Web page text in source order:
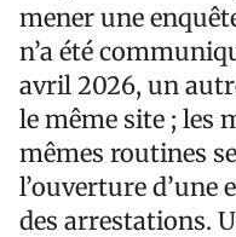
mener une
n’a été
avril 2026, un
le même site ; les
mêmes routines
l’ouverture d’une
des arrestations.